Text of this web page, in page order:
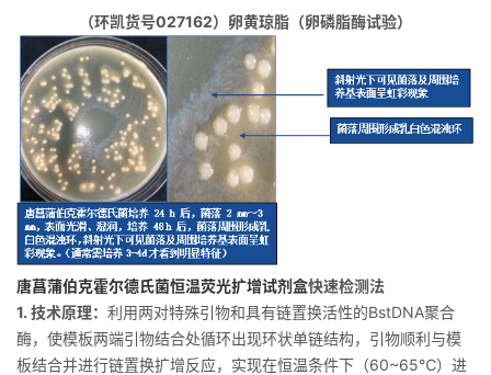
（环凯货号027162）卵黄琼脂（卵磷脂酶试验）
唐菖蒲伯克霍尔德氏菌恒温荧光扩增试剂盒快速检测法
1. 技术原理： 利用两对特殊引物和具有链置换活性的BstDNA聚合
酶，使模板两端引物结合处循环出现环状单链结构，引物顺利与模
板结合并进行链置换扩增反应，实现在恒温条件下（60~65℃）进